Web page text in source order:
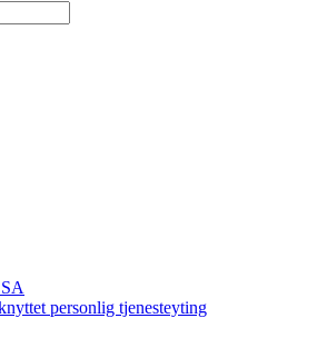
personlig tjenesteyting